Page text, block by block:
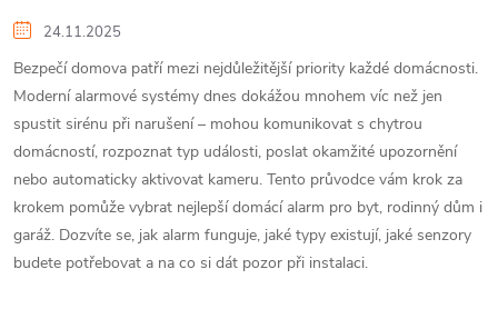
24.11.2025
Bezpečí domova patří mezi nejdůležitější priority každé domácnosti.
Moderní alarmové systémy dnes dokážou mnohem víc než jen
spustit sirénu při narušení – mohou komunikovat s chytrou
domácností, rozpoznat typ události, poslat okamžité upozornění
nebo automaticky aktivovat kameru. Tento průvodce vám krok za
krokem pomůže vybrat nejlepší domácí alarm pro byt, rodinný dům i
garáž. Dozvíte se, jak alarm funguje, jaké typy existují, jaké senzory
budete potřebovat a na co si dát pozor při instalaci.